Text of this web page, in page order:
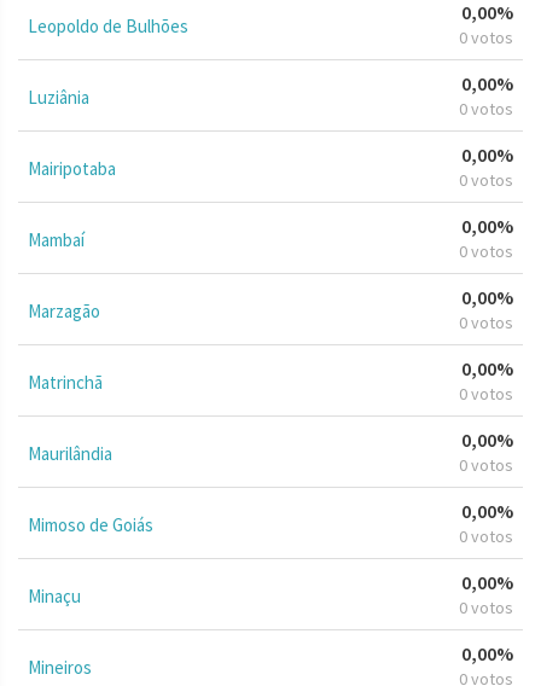
Leopoldo de Bulhões
0,00%
0 votos
Luziânia
0,00%
0 votos
Mairipotaba
0,00%
0 votos
Mambaí
0,00%
0 votos
Marzagão
0,00%
0 votos
Matrinchã
0,00%
0 votos
Maurilândia
0,00%
0 votos
Mimoso de Goiás
0,00%
0 votos
Minaçu
0,00%
0 votos
Mineiros
0,00%
0 votos